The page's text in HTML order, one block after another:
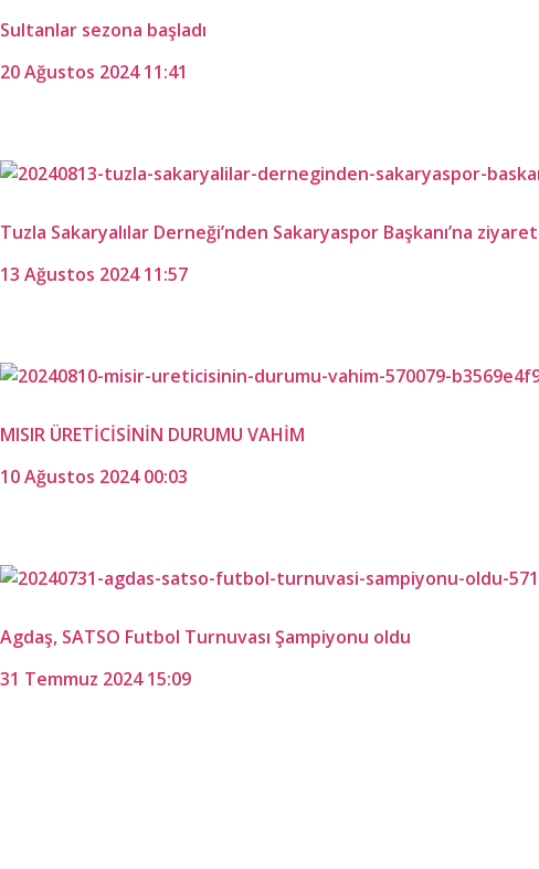
Sultanlar sezona başladı
20 Ağustos 2024 11:41
Tuzla Sakaryalılar Derneği’nden Sakaryaspor Başkanı’na ziyaret
13 Ağustos 2024 11:57
MISIR ÜRETİCİSİNİN DURUMU VAHİM
10 Ağustos 2024 00:03
Agdaş, SATSO Futbol Turnuvası Şampiyonu oldu
31 Temmuz 2024 15:09